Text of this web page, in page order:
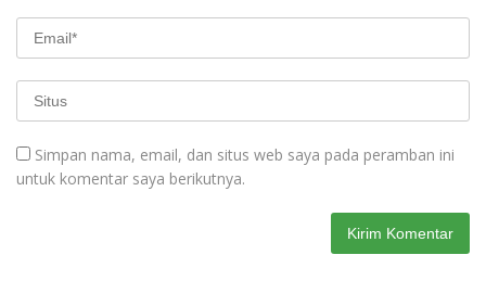
Simpan nama, email, dan situs web saya pada peramban ini
untuk komentar saya berikutnya.